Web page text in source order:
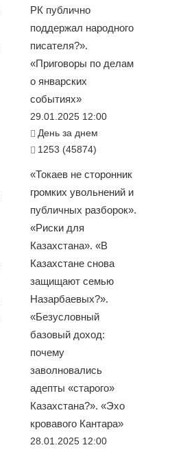
РК публично
поддержал народного
писателя?».
«Приговоры по делам
о январских
событиях»
29.01.2025 12:00
День за днем
1253 (45874)
«Токаев не сторонник
громких увольнений и
публичных разборок».
«Риски для
Казахстана». «В
Казахстане снова
защищают семью
Назарбаевых?».
«Безусловный
базовый доход:
почему
заволновались
адепты «старого»
Казахстана?». «Эхо
кровавого Кантара»
28.01.2025 12:00